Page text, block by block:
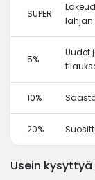
SUPER
lahjan
5%
Uudet
10%
20%
Usein kysyttyä